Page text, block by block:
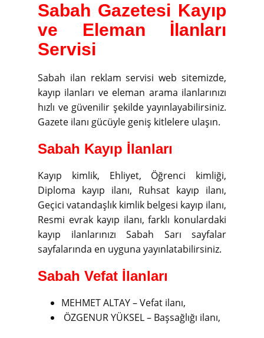
Sabah Gazetesi Kayıp
ve Eleman İlanları
Servisi
Sabah ilan reklam servisi web sitemizde,
kayıp ilanları ve eleman arama ilanlarınızı
hızlı ve güvenilir şekilde yayınlayabilirsiniz.
Gazete ilanı gücüyle geniş kitlelere ulaşın.
Sabah Kayıp İlanları
Kayıp kimlik, Ehliyet, Öğrenci kimliği,
Diploma kayıp ilanı, Ruhsat kayıp ilanı,
Geçici vatandaşlık kimlik belgesi kayıp ilanı,
Resmi evrak kayıp ilanı, farklı konulardaki
kayıp ilanlarınızı Sabah Sarı sayfalar
sayfalarında en uyguna yayınlatabilirsiniz.
Sabah Vefat İlanları
MEHMET ALTAY – Vefat ilanı,
ÖZGENUR YÜKSEL – Başsağlığı ilanı,